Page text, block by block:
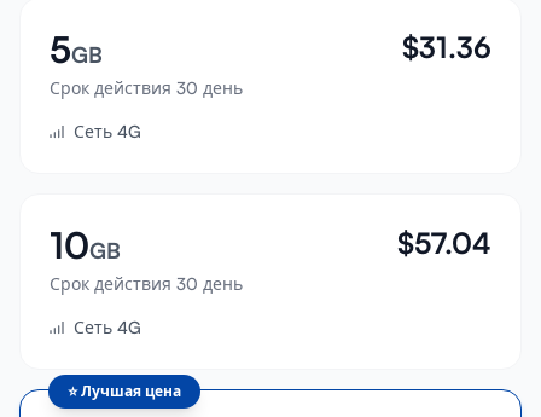
5GB
Срок действия 30 день
$31.36
Сеть 4G
10GB
Срок действия 30 день
$57.04
Сеть 4G
⭐Лучшая цена